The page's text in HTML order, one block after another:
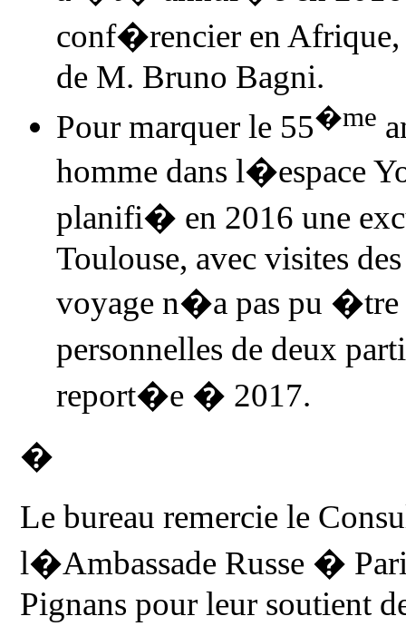
conf�rencier en
de M. Bruno Bagni.
Pour marquer le 55�me
homme dans l�espace
planifi� en 2016 une
Toulouse, avec visites
voyage n�a pas pu �tre
personnelles de deux
report�e � 2017.
�
Le bureau remercie le
l�Ambassade Russe �
Pignans pour leur soutient